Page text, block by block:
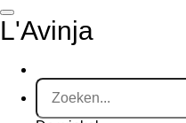
Ga
direct
hoofdinhoud
L'Avinja